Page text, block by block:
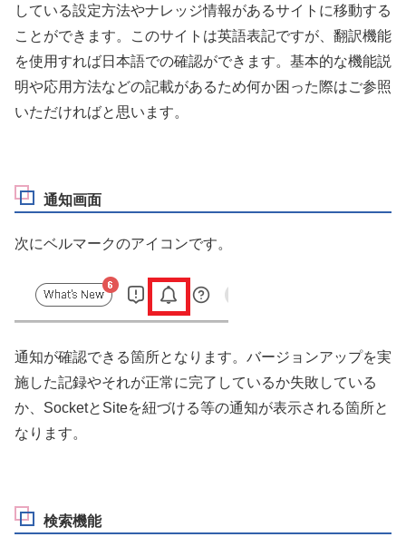
している設定方法やナレッジ情報があるサイトに移動する
ことができます。このサイトは英語表記ですが、翻訳機能
を使用すれば日本語での確認ができます。基本的な機能説
明や応用方法などの記載があるため何か困った際はご参照
いただければと思います。
通知画面
次にベルマークのアイコンです。
通知が確認できる箇所となります。バージョンアップを実
施した記録やそれが正常に完了しているか失敗している
か、SocketとSiteを紐づける等の通知が表示される箇所と
なります。
検索機能